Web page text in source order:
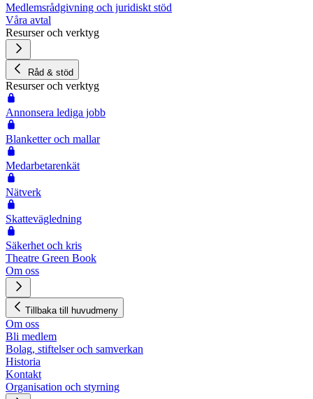
Medlemsrådgivning och juridiskt stöd
Våra avtal
Resurser och verktyg
Råd & stöd
Resurser och verktyg
Annonsera lediga jobb
Blanketter och mallar
Medarbetarenkät
Nätverk
Skattevägledning
Säkerhet och kris
Theatre Green Book
Om oss
Tillbaka till huvudmeny
Om oss
Bli medlem
Bolag, stiftelser och samverkan
Historia
Kontakt
Organisation och styrning